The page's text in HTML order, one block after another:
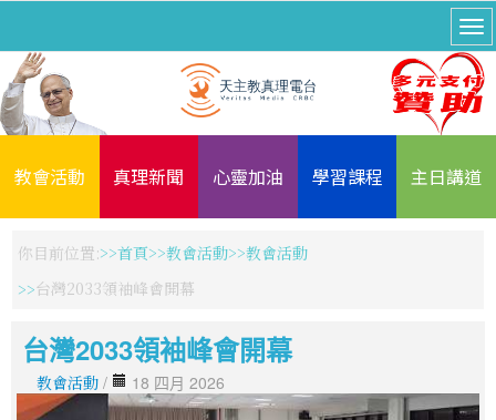
教會活動 真理新聞 心靈加油 學習課程 主日講道
你目前位置: 首頁 教會活動
教會活動
台灣2033領袖峰會開幕
台灣2033領袖峰會開幕
教會活動 / 18 四月 2026